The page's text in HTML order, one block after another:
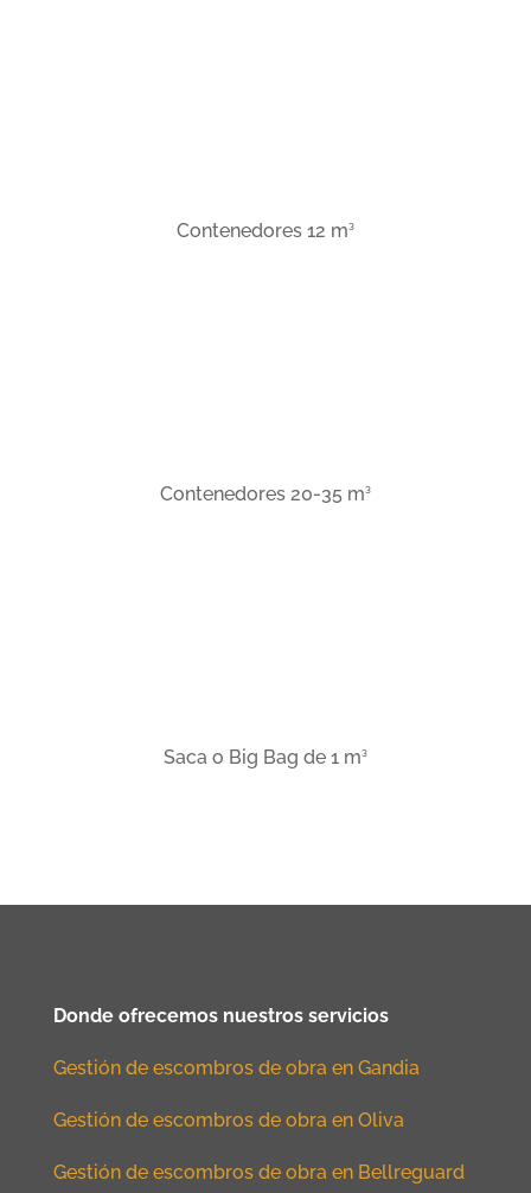
Contenedores 12 m3
Contenedores 20-35 m3
Saca o Big Bag de 1 m3
Donde ofrecemos nuestros servicios
Gestión de escombros de obra en Gandia
Gestión de escombros de obra en Oliva
Gestión de escombros de obra en Bellreguard